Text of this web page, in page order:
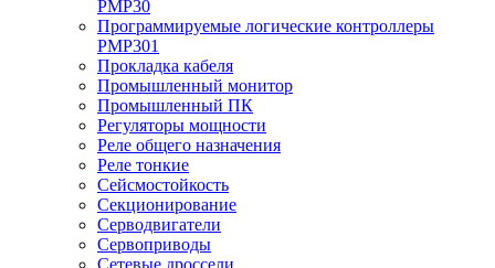
PMP30
Программируемые логические контроллеры
PMP301
Прокладка кабеля
Промышленный монитор
Промышленный ПК
Регуляторы мощности
Реле общего назначения
Реле тонкие
Сейсмостойкость
Секционирование
Серводвигатели
Сервоприводы
Сетевые дроссели